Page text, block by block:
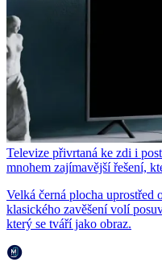
Televize přivrtaná ke zdi i
mnohem zajímavější řešení,
Velká černá plocha
klasického zavěšení volí
který se tváří jako obraz.